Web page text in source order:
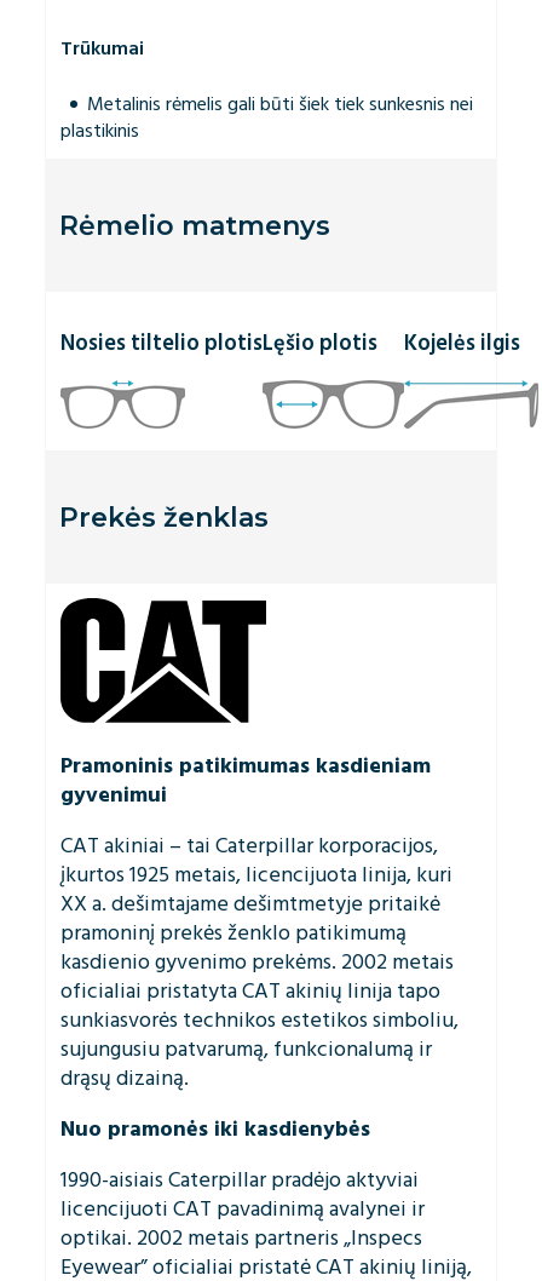
Trūkumai
Metalinis rėmelis gali būti šiek tiek sunkesnis nei
plastikinis
Rėmelio matmenys
Nosies tiltelio plotisLęšio plotis Kojelės ilgis
Prekės ženklas
Pramoninis patikimumas kasdieniam
gyvenimui
CAT akiniai – tai Caterpillar korporacijos,
įkurtos 1925 metais, licencijuota linija, kuri
XX a. dešimtajame dešimtmetyje pritaikė
pramoninį prekės ženklo patikimumą
kasdienio gyvenimo prekėms. 2002 metais
oficialiai pristatyta CAT akinių linija tapo
sunkiasvorės technikos estetikos simboliu,
sujungusiu patvarumą, funkcionalumą ir
drąsų dizainą.
Nuo pramonės iki kasdienybės
1990-aisiais Caterpillar pradėjo aktyviai
licencijuoti CAT pavadinimą avalynei ir
optikai. 2002 metais partneris „Inspecs
Eyewear” oficialiai pristatė CAT akinių liniją,